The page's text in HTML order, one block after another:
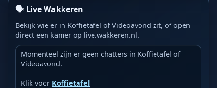
🗣️ Live Wakkeren
Bekijk wie er in Koffietafel of Videoavond zit, of open
direct een kamer op live.wakkeren.nl.
Momenteel zijn er geen chatters in Koffietafel of
Videoavond.
Klik voor Koffietafel